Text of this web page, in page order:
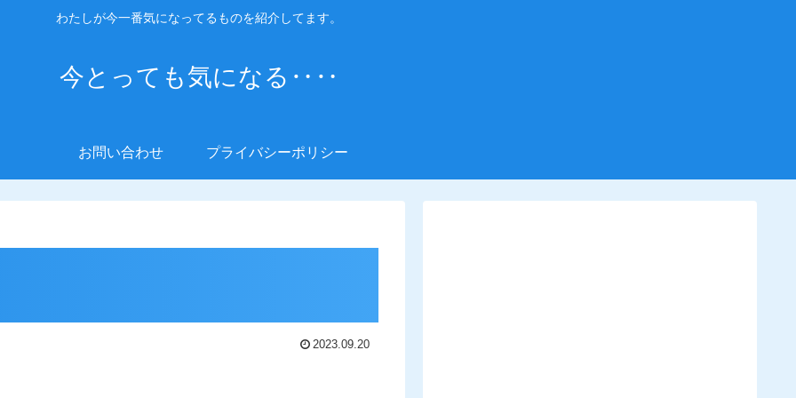
わたしが今一番気になってるものを紹介してます。
今とっても気になる‥‥
お問い合わせ プライバシーポリシー
2023.09.20